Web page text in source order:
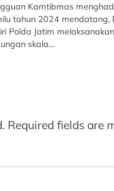
Kamtibmas
tahun 2024 mendatang,
Polda Jatim
skala…
Required fields are